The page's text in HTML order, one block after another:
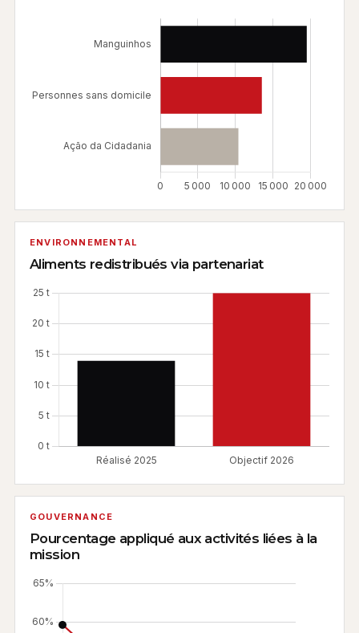
ENVIRONNEMENTAL
Aliments redistribués via partenariat
GOUVERNANCE
Pourcentage appliqué aux activités liées à la
mission